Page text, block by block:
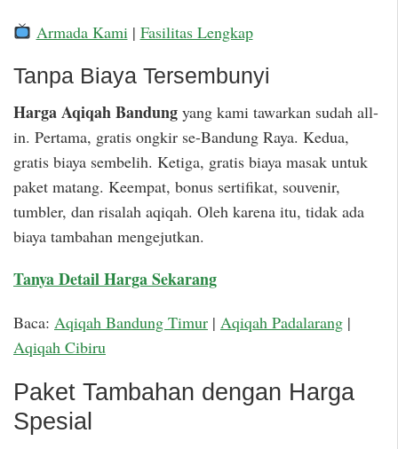
Armada Kami | Fasilitas Lengkap
Tanpa Biaya Tersembunyi
Harga Aqiqah Bandung yang kami tawarkan sudah all-
in. Pertama, gratis ongkir se-Bandung Raya. Kedua,
gratis biaya sembelih. Ketiga, gratis biaya masak untuk
paket matang. Keempat, bonus sertifikat, souvenir,
tumbler, dan risalah aqiqah. Oleh karena itu, tidak ada
biaya tambahan mengejutkan.
Tanya Detail Harga Sekarang
Baca: Aqiqah Bandung Timur | Aqiqah Padalarang |
Aqiqah Cibiru
Paket Tambahan dengan Harga
Spesial